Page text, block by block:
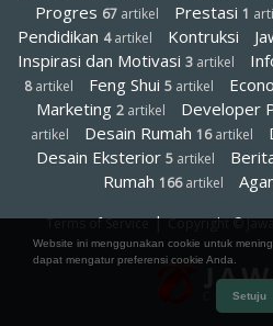
Progres 67artikel Prestasi 1
Pendidikan 4artikel Kontruksi
Inspirasi dan Motivasi 3 artikel
8artikel Feng Shui 5 artikel
Marketing 2 artikel Developer
artikel
Desain Rumah 16artikel
Desain Eksterior 5 artikel
Rumah 166artikel
Terms of Service|Copyright ©
Website ini menggunakan cookie untuk
dapat mengatur preferensi cookie Anda.
Setuju